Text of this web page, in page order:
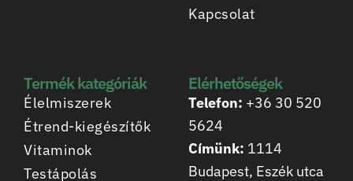
Kapcsolat
Termék kategóriák
Élelmiszerek
Étrend-kiegészítők
Vitaminok
Testápolás
Elérhetőségek
Telefon: +36 30 520
5624
Címünk: 1114
Budapest, Eszék utca